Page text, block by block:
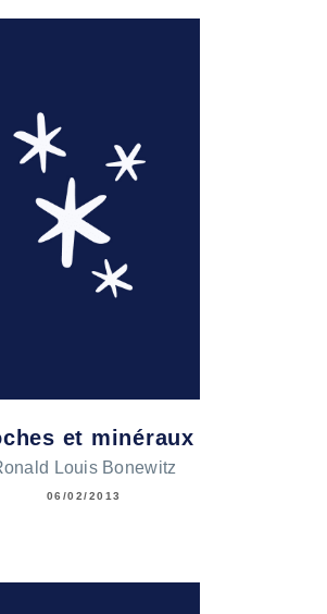
et minéraux
Louis Bonewitz
06/02/2013